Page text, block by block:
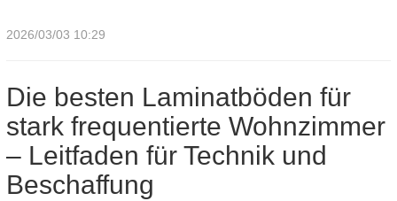
2026/03/03 10:29
Die besten Laminatböden für
stark frequentierte Wohnzimmer
– Leitfaden für Technik und
Beschaffung